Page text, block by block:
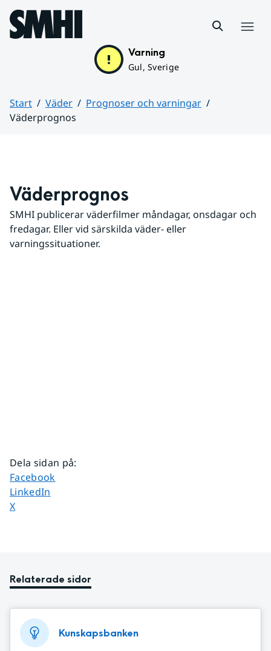
Hoppa till sidans innehåll
Varning
Gul, Sverige
Start Väder
Prognoser och varningar
Väderprognos
Väderprognos
SMHI publicerar väderfilmer måndagar, onsdagar och
fredagar. Eller vid särskilda väder- eller
varningssituationer.
Dela sidan på:
Dela sidan på
Facebook
Dela sidan på
LinkedIn
Dela sidan på
X
Relaterade sidor
Kunskapsbanken